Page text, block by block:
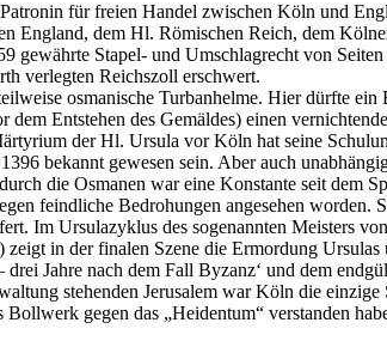
für freien Handel zwischen Köln und
England, dem Hl. Römischen Reich, dem
Stapel- und Umschlagrecht von
verlegten Reichszoll erschwert.
osmanische Turbanhelme. Hier dürfte
Entstehen des Gemäldes) einen
der Hl. Ursula vor Köln hat seine
bekannt gewesen sein. Aber auch
die Osmanen war eine Konstante seit dem
feindliche Bedrohungen angesehen worden.
Im Ursulazyklus des sogenannten Meisters
in der finalen Szene die Ermordung
Jahre nach dem Fall Byzanz‘ und dem
stehenden Jerusalem war Köln die
gegen das „Heidentum“ verstanden